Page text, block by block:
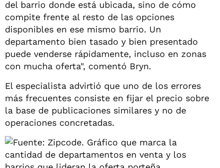
del barrio donde está ubicada, sino de cómo
compite frente al resto de las opciones
disponibles en ese mismo barrio. Un
departamento bien tasado y bien presentado
puede venderse rápidamente, incluso en zonas
con mucha oferta", comentó Bryn.
El especialista advirtió que uno de los errores
más frecuentes consiste en fijar el precio sobre
la base de publicaciones similares y no de
operaciones concretadas.